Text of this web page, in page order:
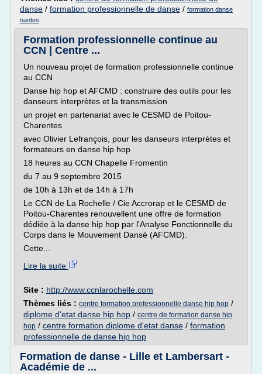
danse / formation professionnelle de danse / formation danse
nantes
Formation professionnelle continue au
CCN | Centre ...
Un nouveau projet de formation professionnelle continue
au CCN
Danse hip hop et AFCMD : construire des outils pour les
danseurs interprètes et la transmission
un projet en partenariat avec le CESMD de Poitou-
Charentes
avec Olivier Lefrançois, pour les danseurs interprètes et
formateurs en danse hip hop
18 heures au CCN Chapelle Fromentin
du 7 au 9 septembre 2015
de 10h à 13h et de 14h à 17h
Le CCN de La Rochelle / Cie Accrorap et le CESMD de
Poitou-Charentes renouvellent une offre de formation
dédiée à la danse hip hop par l'Analyse Fonctionnelle du
Corps dans le Mouvement Dansé (AFCMD).
Cette...
Lire la suite
Site : http://www.ccnlarochelle.com
Thèmes liés : centre formation professionnelle danse hip hop /
diplome d'etat danse hip hop / centre de formation danse hip
hop / centre formation diplome d'etat danse / formation
professionnelle de danse hip hop
Formation de danse - Lille et Lambersart -
Académie de ...